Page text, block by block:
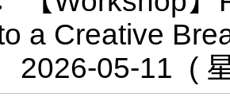
a Creative